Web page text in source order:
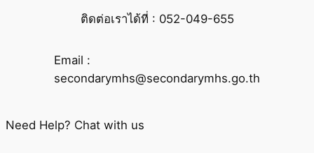
ติดต่อเราได้ที่ : 052-049-655
Email :
secondarymhs@secondarymhs.go.th
Need Help? Chat with us